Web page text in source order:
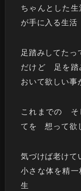
ちゃんとした
が手に入る生活
足踏みしてた
だけど 足を
おいて欲しい事
これまでの そ
てを 想って欲
気づけば老け
小さな体を精
生